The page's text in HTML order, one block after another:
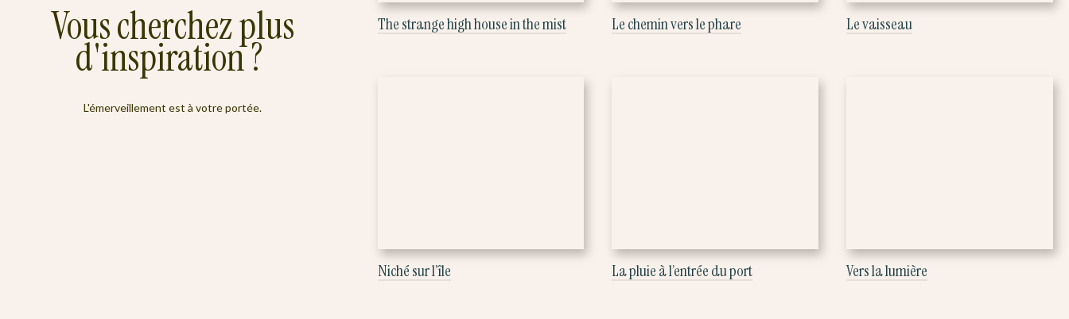
Vous cherchez plus
d'inspiration ?
L'émerveillement est à votre portée.
The strange high house in the mist Le chemin vers le phare Le vaisseau
Niché sur l’île La pluie à l’entrée du port Vers la lumière